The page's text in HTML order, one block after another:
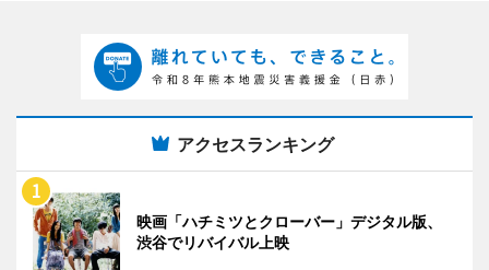
アクセスランキング
映画「ハチミツとクローバー」デジタル版、
渋谷でリバイバル上映